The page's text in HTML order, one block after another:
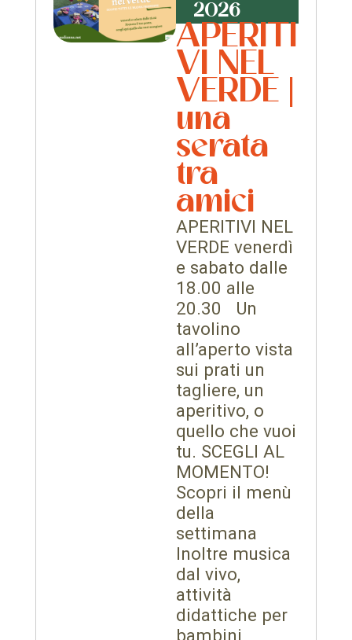
2026
APERITI
VI NEL
VERDE |
una
serata
tra
amici
APERITIVI NEL
VERDE venerdì
e sabato dalle
18.00 alle
20.30 Un
tavolino
all’aperto vista
sui prati un
tagliere, un
aperitivo, o
quello che vuoi
tu. SCEGLI AL
MOMENTO!
Scopri il menù
della
settimana
Inoltre musica
dal vivo,
attività
didattiche per
bambini,